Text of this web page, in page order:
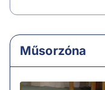
Műsorzóna